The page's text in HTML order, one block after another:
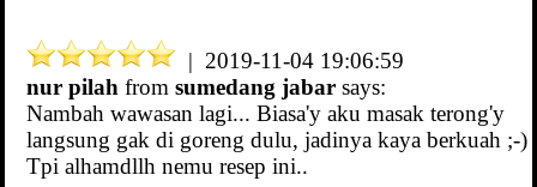
| 2019-11-04 19:06:59
nur pilah from sumedang jabar says:
Nambah wawasan lagi... Biasa'y aku masak terong'y
langsung gak di goreng dulu, jadinya kaya berkuah ;-)
Tpi alhamdllh nemu resep ini..